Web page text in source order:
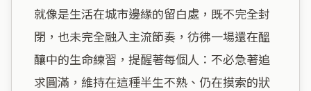
就像是生活在城市邊緣的留白處，既不完全封
閉，也未完全融入主流節奏，彷彿一場還在醞
釀中的生命練習，提醒著每個人：不必急著追
求圓滿，維持在這種半生不熟、仍在摸索的狀